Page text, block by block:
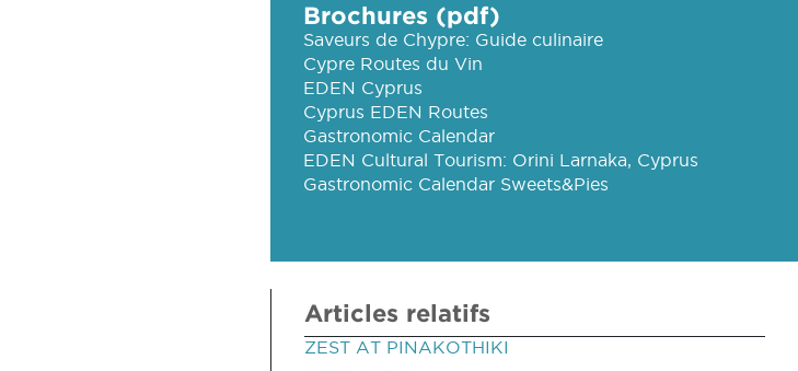
Brochures (pdf)
Saveurs de Chypre: Guide culinaire
Cypre Routes du Vin
EDEN Cyprus
Cyprus EDEN Routes
Gastronomic Calendar
EDEN Cultural Tourism: Orini Larnaka, Cyprus
Gastronomic Calendar Sweets&Pies
Articles relatifs
ZEST AT PINAKOTHIKI